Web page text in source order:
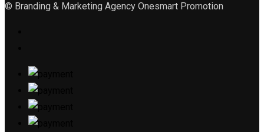
© Branding & Marketing Agency Onesmart Promotion